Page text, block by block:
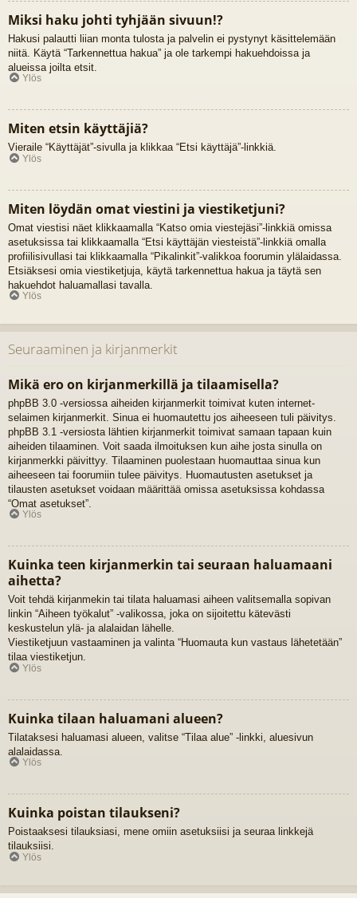
Miksi haku johti tyhjään sivuun!?
Hakusi palautti liian monta tulosta ja palvelin ei pystynyt käsittelemään
niitä. Käytä “Tarkennettua hakua” ja ole tarkempi hakuehdoissa ja
alueissa joilta etsit.
Ylös
Miten etsin käyttäjiä?
Vieraile “Käyttäjät”-sivulla ja klikkaa “Etsi käyttäjä”-linkkiä.
Ylös
Miten löydän omat viestini ja viestiketjuni?
Omat viestisi näet klikkaamalla “Katso omia viestejäsi”-linkkiä omissa
asetuksissa tai klikkaamalla “Etsi käyttäjän viesteistä”-linkkiä omalla
profiilisivullasi tai klikkaamalla “Pikalinkit”-valikkoa foorumin ylälaidassa.
Etsiäksesi omia viestiketjuja, käytä tarkennettua hakua ja täytä sen
hakuehdot haluamallasi tavalla.
Ylös
Seuraaminen ja kirjanmerkit
Mikä ero on kirjanmerkillä ja tilaamisella?
phpBB 3.0 -versiossa aiheiden kirjanmerkit toimivat kuten internet-
selaimen kirjanmerkit. Sinua ei huomautettu jos aiheeseen tuli päivitys.
phpBB 3.1 -versiosta lähtien kirjanmerkit toimivat samaan tapaan kuin
aiheiden tilaaminen. Voit saada ilmoituksen kun aihe josta sinulla on
kirjanmerkki päivittyy. Tilaaminen puolestaan huomauttaa sinua kun
aiheeseen tai foorumiin tulee päivitys. Huomautusten asetukset ja
tilausten asetukset voidaan määrittää omissa asetuksissa kohdassa
“Omat asetukset”.
Ylös
Kuinka teen kirjanmerkin tai seuraan haluamaani
aihetta?
Voit tehdä kirjanmekin tai tilata haluamasi aiheen valitsemalla sopivan
linkin “Aiheen työkalut” -valikossa, joka on sijoitettu kätevästi
keskustelun ylä- ja alalaidan lähelle.
Viestiketjuun vastaaminen ja valinta “Huomauta kun vastaus lähetetään”
tilaa viestiketjun.
Ylös
Kuinka tilaan haluamani alueen?
Tilataksesi haluamasi alueen, valitse “Tilaa alue” -linkki, aluesivun
alalaidassa.
Ylös
Kuinka poistan tilaukseni?
Poistaaksesi tilauksiasi, mene omiin asetuksiisi ja seuraa linkkejä
tilauksiisi.
Ylös